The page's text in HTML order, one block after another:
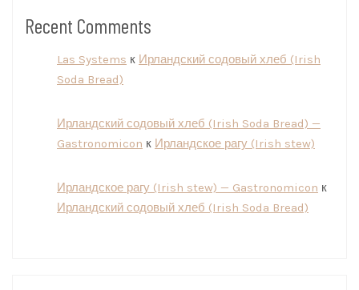
Recent Comments
Las Systems к Ирландский содовый хлеб (Irish
Soda Bread)
Ирландский содовый хлеб (Irish Soda Bread) —
Gastronomicon к Ирландское рагу (Irish stew)
Ирландское рагу (Irish stew) — Gastronomicon к
Ирландский содовый хлеб (Irish Soda Bread)